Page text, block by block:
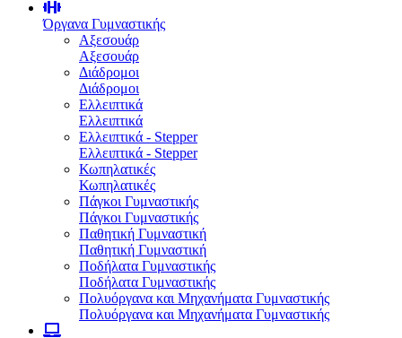
Όργανα Γυμναστικής
Αξεσουάρ
Αξεσουάρ
Διάδρομοι
Διάδρομοι
Ελλειπτικά
Ελλειπτικά
Ελλειπτικά - Stepper
Ελλειπτικά - Stepper
Κωπηλατικές
Κωπηλατικές
Πάγκοι Γυμναστικής
Πάγκοι Γυμναστικής
Παθητική Γυμναστική
Παθητική Γυμναστική
Ποδήλατα Γυμναστικής
Ποδήλατα Γυμναστικής
Πολυόργανα και Μηχανήματα Γυμναστικής
Πολυόργανα και Μηχανήματα Γυμναστικής